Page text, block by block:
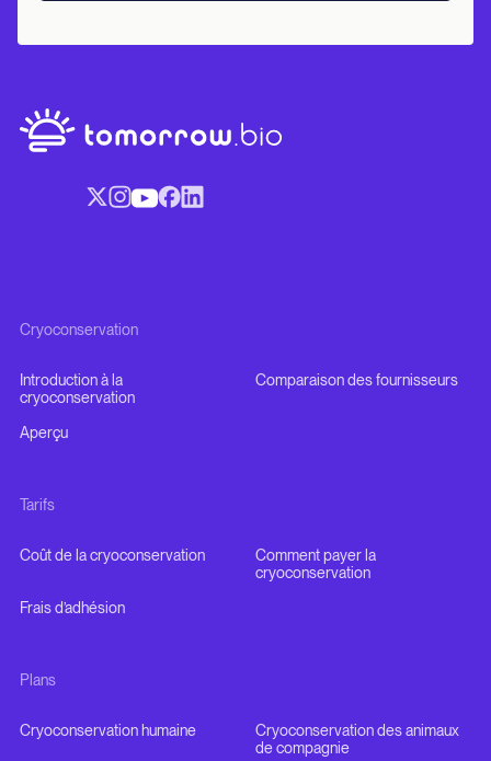
Cryoconservation
Introduction à la
cryoconservation
Comparaison des fournisseurs
Aperçu
Tarifs
Coût de la cryoconservation
Comment payer la
cryoconservation
Frais d’adhésion
Plans
Cryoconservation humaine
Cryoconservation des animaux
de compagnie